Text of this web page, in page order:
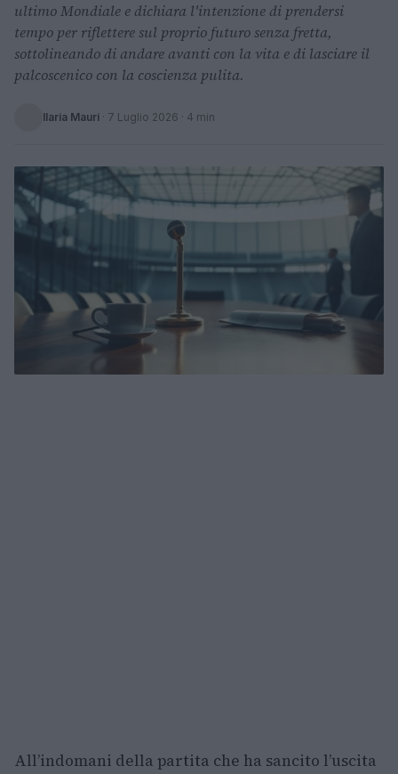
ultimo Mondiale e dichiara l'intenzione di prendersi
tempo per riflettere sul proprio futuro senza fretta,
sottolineando di andare avanti con la vita e di lasciare il
palcoscenico con la coscienza pulita.
Ilaria Mauri · 7 Luglio 2026 · 4 min
All’indomani della partita che ha sancito l’uscita